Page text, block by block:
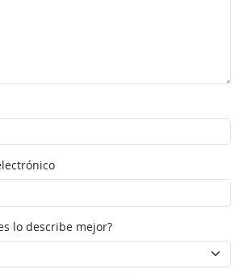
lo describe mejor?